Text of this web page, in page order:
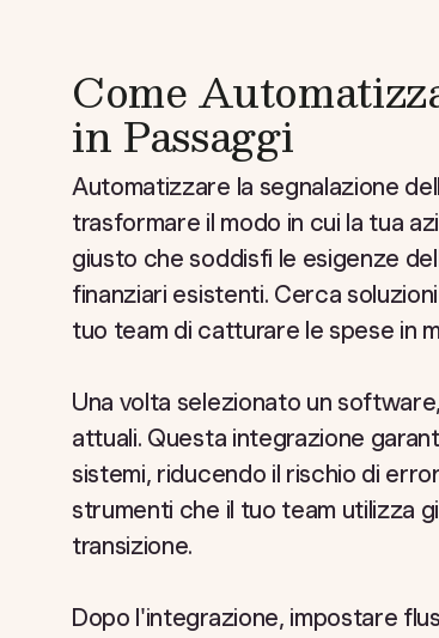
Come
in Passaggi
Automatizzare la segnalazione
trasformare il modo in cui la tua
giusto che soddisfi le esigenze
finanziari esistenti. Cerca
tuo team di catturare le spese in
Una volta selezionato un
attuali. Questa integrazione
sistemi, riducendo il rischio di
strumenti che il tuo team utilizza
transizione.
Dopo l'integrazione, impostare